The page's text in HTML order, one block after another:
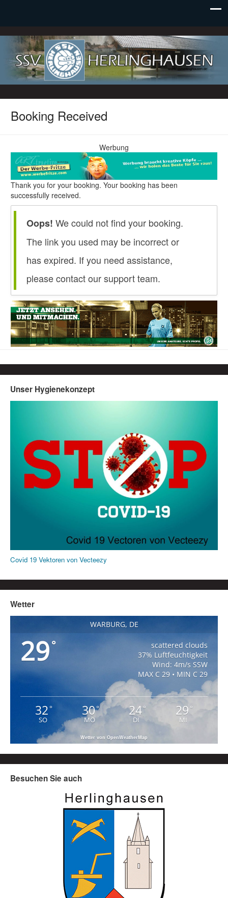
SSV Herlinghausen e. V.
Booking Received
Werbung
Thank you for your booking. Your booking has been
successfully received.
Oops! We could not find your booking.
The link you used may be incorrect or
has expired. If you need assistance,
please contact our support team.
Unser Hygienekonzept
Covid 19 Vektoren von Vecteezy
Wetter
WARBURG, DE
29°
scattered clouds
37% Luftfeuchtigkeit
Wind: 4m/s SSW
MAX C 29 • MIN C 29
32°
SO
30°
MO
24°
DI
29 °
MI
Wetter von OpenWeatherMap
Besuchen Sie auch